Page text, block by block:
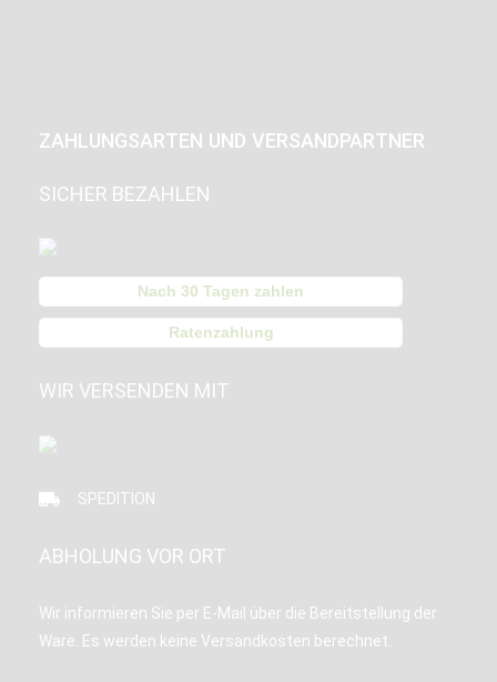
ZAHLUNGSARTEN UND VERSANDPARTNER
SICHER BEZAHLEN
Nach 30 Tagen zahlen
Ratenzahlung
WIR VERSENDEN MIT
SPEDITION
ABHOLUNG VOR ORT
Wir informieren Sie per E-Mail über die Bereitstellung der
Ware. Es werden keine Versandkosten berechnet.